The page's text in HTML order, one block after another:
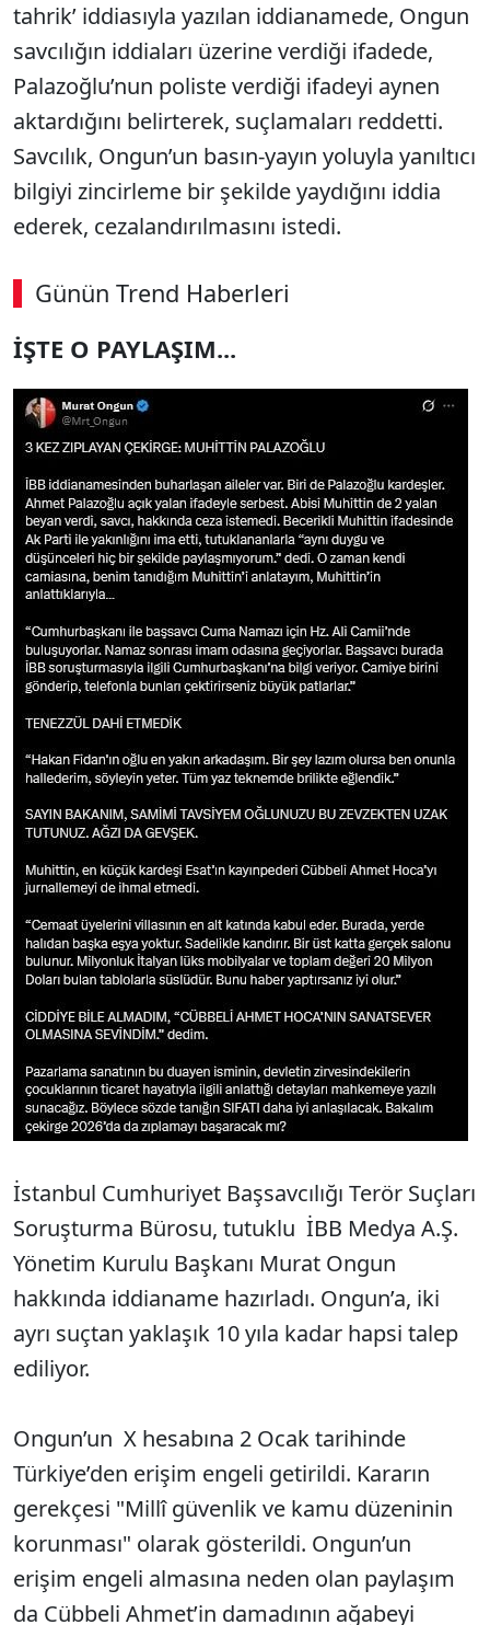
tahrik’ iddiasıyla yazılan iddianamede, Ongun
savcılığın iddiaları üzerine verdiği ifadede,
Palazoğlu’nun poliste verdiği ifadeyi aynen
aktardığını belirterek, suçlamaları reddetti.
Savcılık, Ongun’un basın-yayın yoluyla yanıltıcı
bilgiyi zincirleme bir şekilde yaydığını iddia
ederek, cezalandırılmasını istedi.
Günün Trend Haberleri
00:02 / 08:43
İŞTE O PAYLAŞIM...
İstanbul Cumhuriyet Başsavcılığı Terör Suçları
Soruşturma Bürosu, tutuklu İBB Medya A.Ş.
Yönetim Kurulu Başkanı Murat Ongun
hakkında iddianame hazırladı. Ongun’a, iki
ayrı suçtan yaklaşık 10 yıla kadar hapsi talep
ediliyor.
Ongun’un X hesabına 2 Ocak tarihinde
Türkiye’den erişim engeli getirildi. Kararın
gerekçesi "Millî güvenlik ve kamu düzeninin
korunması" olarak gösterildi. Ongun’un
erişim engeli almasına neden olan paylaşım
da Cübbeli Ahmet’in damadının ağabeyi